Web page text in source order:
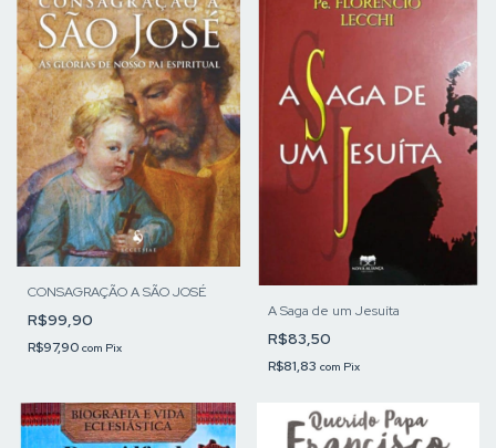
CONSAGRAÇÃO A SÃO JOSÉ
R$99,90
R$97,90 com Pix
A Saga de um Jesuíta
R$83,50
R$81,83 com Pix